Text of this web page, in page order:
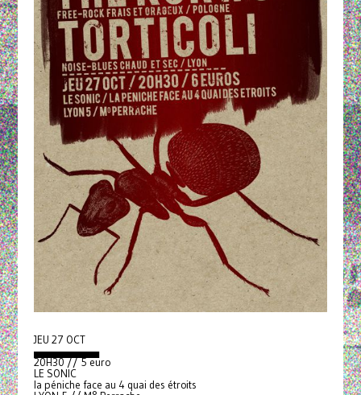
JEU 27 OCT
▄▄▄▄▄▄▄▄▄
20H30 // 5 euro
LE SONIC
la péniche face au 4 quai des étroits